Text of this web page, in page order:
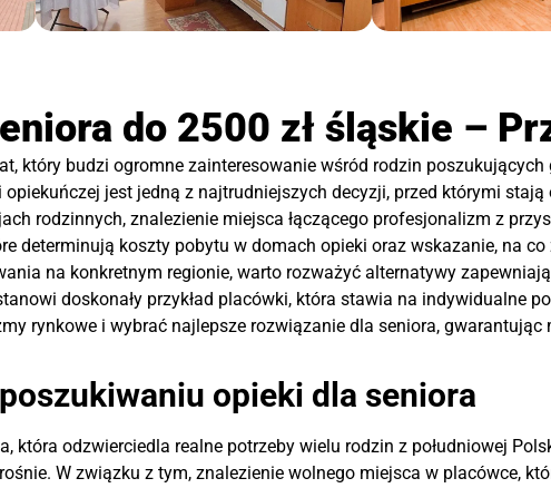
do 2500 zł śląskie –
który budzi ogromne zainteresowanie wśród rodzin
jest jedną z najtrudniejszych decyzji, przed którymi
rodzinnych, znalezienie miejsca łączącego profesjonalizm z
determinują koszty pobytu w domach opieki oraz wskazanie, na
na konkretnym regionie, warto rozważyć alternatywy
doskonały przykład placówki, która stawia na indywidualne
rynkowe i wybrać najlepsze rozwiązanie dla seniora,
opieki dla seniora
która odzwierciedla realne potrzeby wielu rodzin z południowej
W związku z tym, znalezienie wolnego miejsca w placówce,